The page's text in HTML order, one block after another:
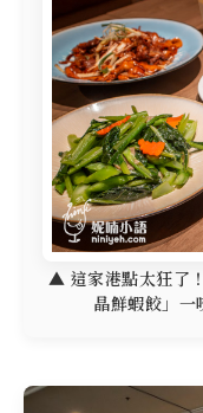
▲ 這家港點太狂了
晶鮮蝦餃」一